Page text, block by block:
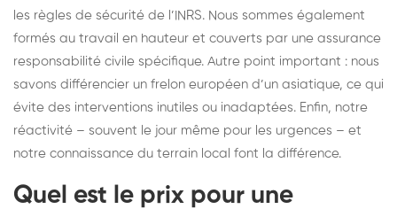
les règles de sécurité de l’INRS. Nous sommes également
formés au travail en hauteur et couverts par une assurance
responsabilité civile spécifique. Autre point important : nous
savons différencier un frelon européen d’un asiatique, ce qui
évite des interventions inutiles ou inadaptées. Enfin, notre
réactivité – souvent le jour même pour les urgences – et
notre connaissance du terrain local font la différence.
Quel est le prix pour une